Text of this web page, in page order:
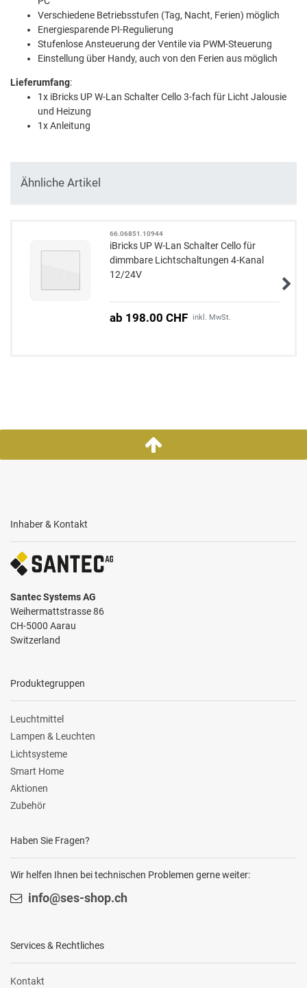
Verschiedene Betriebsstufen (Tag, Nacht, Ferien) möglich
Energiesparende PI-Regulierung
Stufenlose Ansteuerung der Ventile via PWM-Steuerung
Einstellung über Handy, auch von den Ferien aus möglich
Lieferumfang:
1x iBricks UP W-Lan Schalter Cello 3-fach für Licht Jalousie
und Heizung
1x Anleitung
Ähnliche Artikel
66.06851.10944
iBricks UP W-Lan Schalter Cello für
dimmbare Lichtschaltungen 4-Kanal
12/24V
ab 198.00 CHF inkl. MwSt.
Inhaber & Kontakt
Santec Systems AG
Weihermattstrasse 86
CH-5000 Aarau
Switzerland
Produktegruppen
Leuchtmittel
Lampen & Leuchten
Lichtsysteme
Smart Home
Aktionen
Zubehör
Haben Sie Fragen?
Wir helfen Ihnen bei technischen Problemen gerne weiter:
info@ses-shop.ch
Services & Rechtliches
Kontakt